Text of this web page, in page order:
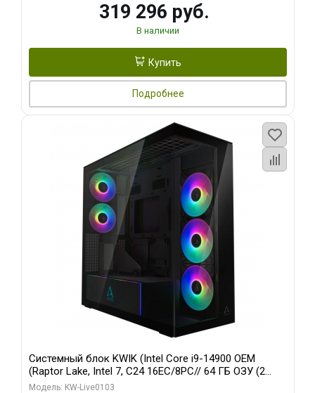
319 296 руб.
В наличии
Купить
Подробнее
Системный блок KWIK (Intel Core i9-14900 OEM
(Raptor Lake, Intel 7, C24 16EC/8PC// 64 ГБ ОЗУ (2
модуля)/ Afox RTX4090 24GB GDDR6X 384-Bit 3xDP
Модель: KW-Live0103